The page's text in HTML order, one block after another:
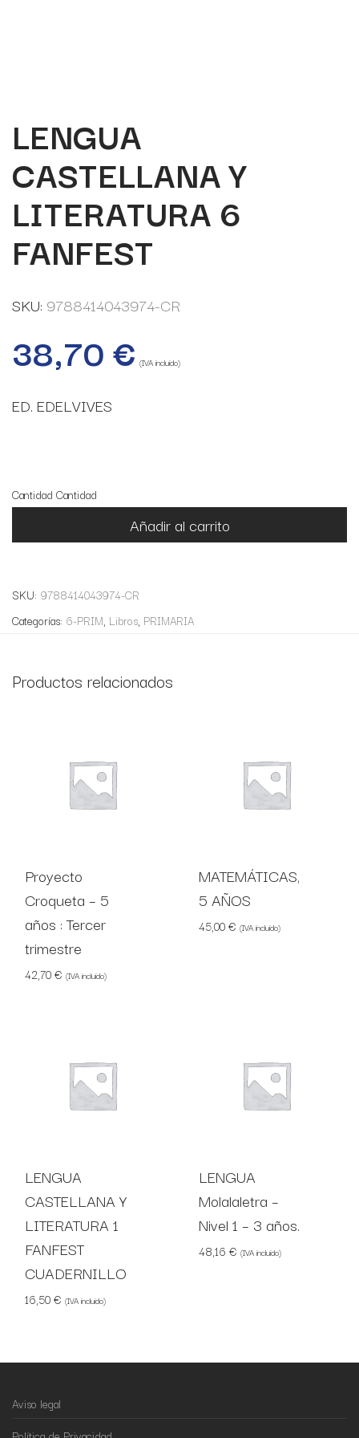
LENGUA
CASTELLANA Y
LITERATURA 6
FANFEST
SKU: 9788414043974-CR
38,70€ (IVA incluido)
ED. EDELVIVES
Cantidad Cantidad
Añadir al carrito
SKU: 9788414043974-CR
Categorías: 6-PRIM, Libros, PRIMARIA
Productos relacionados
Proyecto
Croqueta – 5
años : Tercer
trimestre
42,70€ (IVA incluido)
MATEMÁTICAS,
5 AÑOS
45,00€ (IVA incluido)
LENGUA
CASTELLANA Y
LITERATURA 1
FANFEST
CUADERNILLO
16,50€ (IVA incluido)
LENGUA
Molalaletra –
Nivel 1 – 3 años.
48,16 € (IVA incluido)
Aviso legal